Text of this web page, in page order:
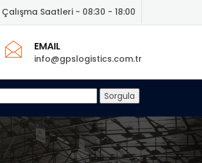
Çalışma Saatleri - 08:30 - 18:00
EMAIL
info@gpslogistics.com.tr
Sorgula